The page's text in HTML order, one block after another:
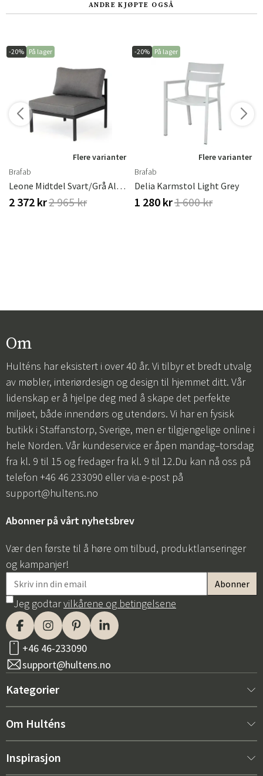
ANDRE KJØPTE OGSÅ
-20% På lager
Flere varianter
Brafab
Leone Midtdel Svart/grå Aluminium Brafab
2 372 kr2 965 kr
-20% På lager
Flere varianter
Brafab
Delia Karmstol Light Grey
1 280 kr1 600 kr
Om
Hulténs har eksistert i over 40 år. Vi tilbyr et bredt utvalg
av møbler, interiørdesign og design til hjemmet ditt. Vår
lidenskap er å hjelpe deg med å skape det perfekte
miljøet, både innendørs og utendørs. Vi har en fysisk
butikk i Staffanstorp, Sverige, men er tilgjengelige online i
hele Norden. Vår kundeservice er åpen mandag–torsdag
fra kl. 9 til 15 og fredager fra kl. 9 til 12.Du kan nå oss på
telefon +46 46 233090 eller via e-post på
support@hultens.no
Abonner på vårt nyhetsbrev
Vær den første til å høre om tilbud, produktlanseringer
og kampanjer!
Jeg godtarvilkårene og betingelsene
+46 46-233090
support@hultens.no
Kategorier
Nytt hos oss
Om Hulténs
Om Hulténs
Inspirasjon